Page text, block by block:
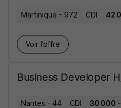
Martinique - 972 CDI 42
Voir l’offre
Business Developer
Nantes - 44 CDI 30 000